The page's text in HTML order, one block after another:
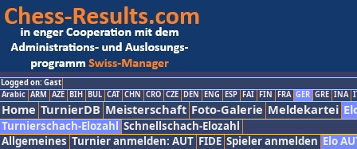
Logged on: Gast
Arabic ARM AZE BIH BUL CAT CHN CRO CZE DEN ENG ESP FAI FIN FRA GER GRE INA
Home TurnierDB Meisterschaft Foto-Galerie Meldekartei
Turnierschach-Elozahl Schnellschach-Elozahl
Allgemeines Turnier anmelden: AUT FIDE Spieler anmelden Elo